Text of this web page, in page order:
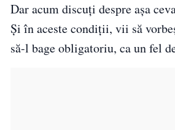
Dar acum discuţi despre aşa
Şi în aceste condiţii, vii să
să-l bage obligatoriu, ca un fel